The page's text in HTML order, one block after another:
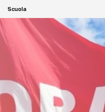
Scuola